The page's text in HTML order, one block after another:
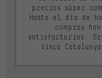
precios súper
Hasta el día de
compras
satisfactorios.
Visca